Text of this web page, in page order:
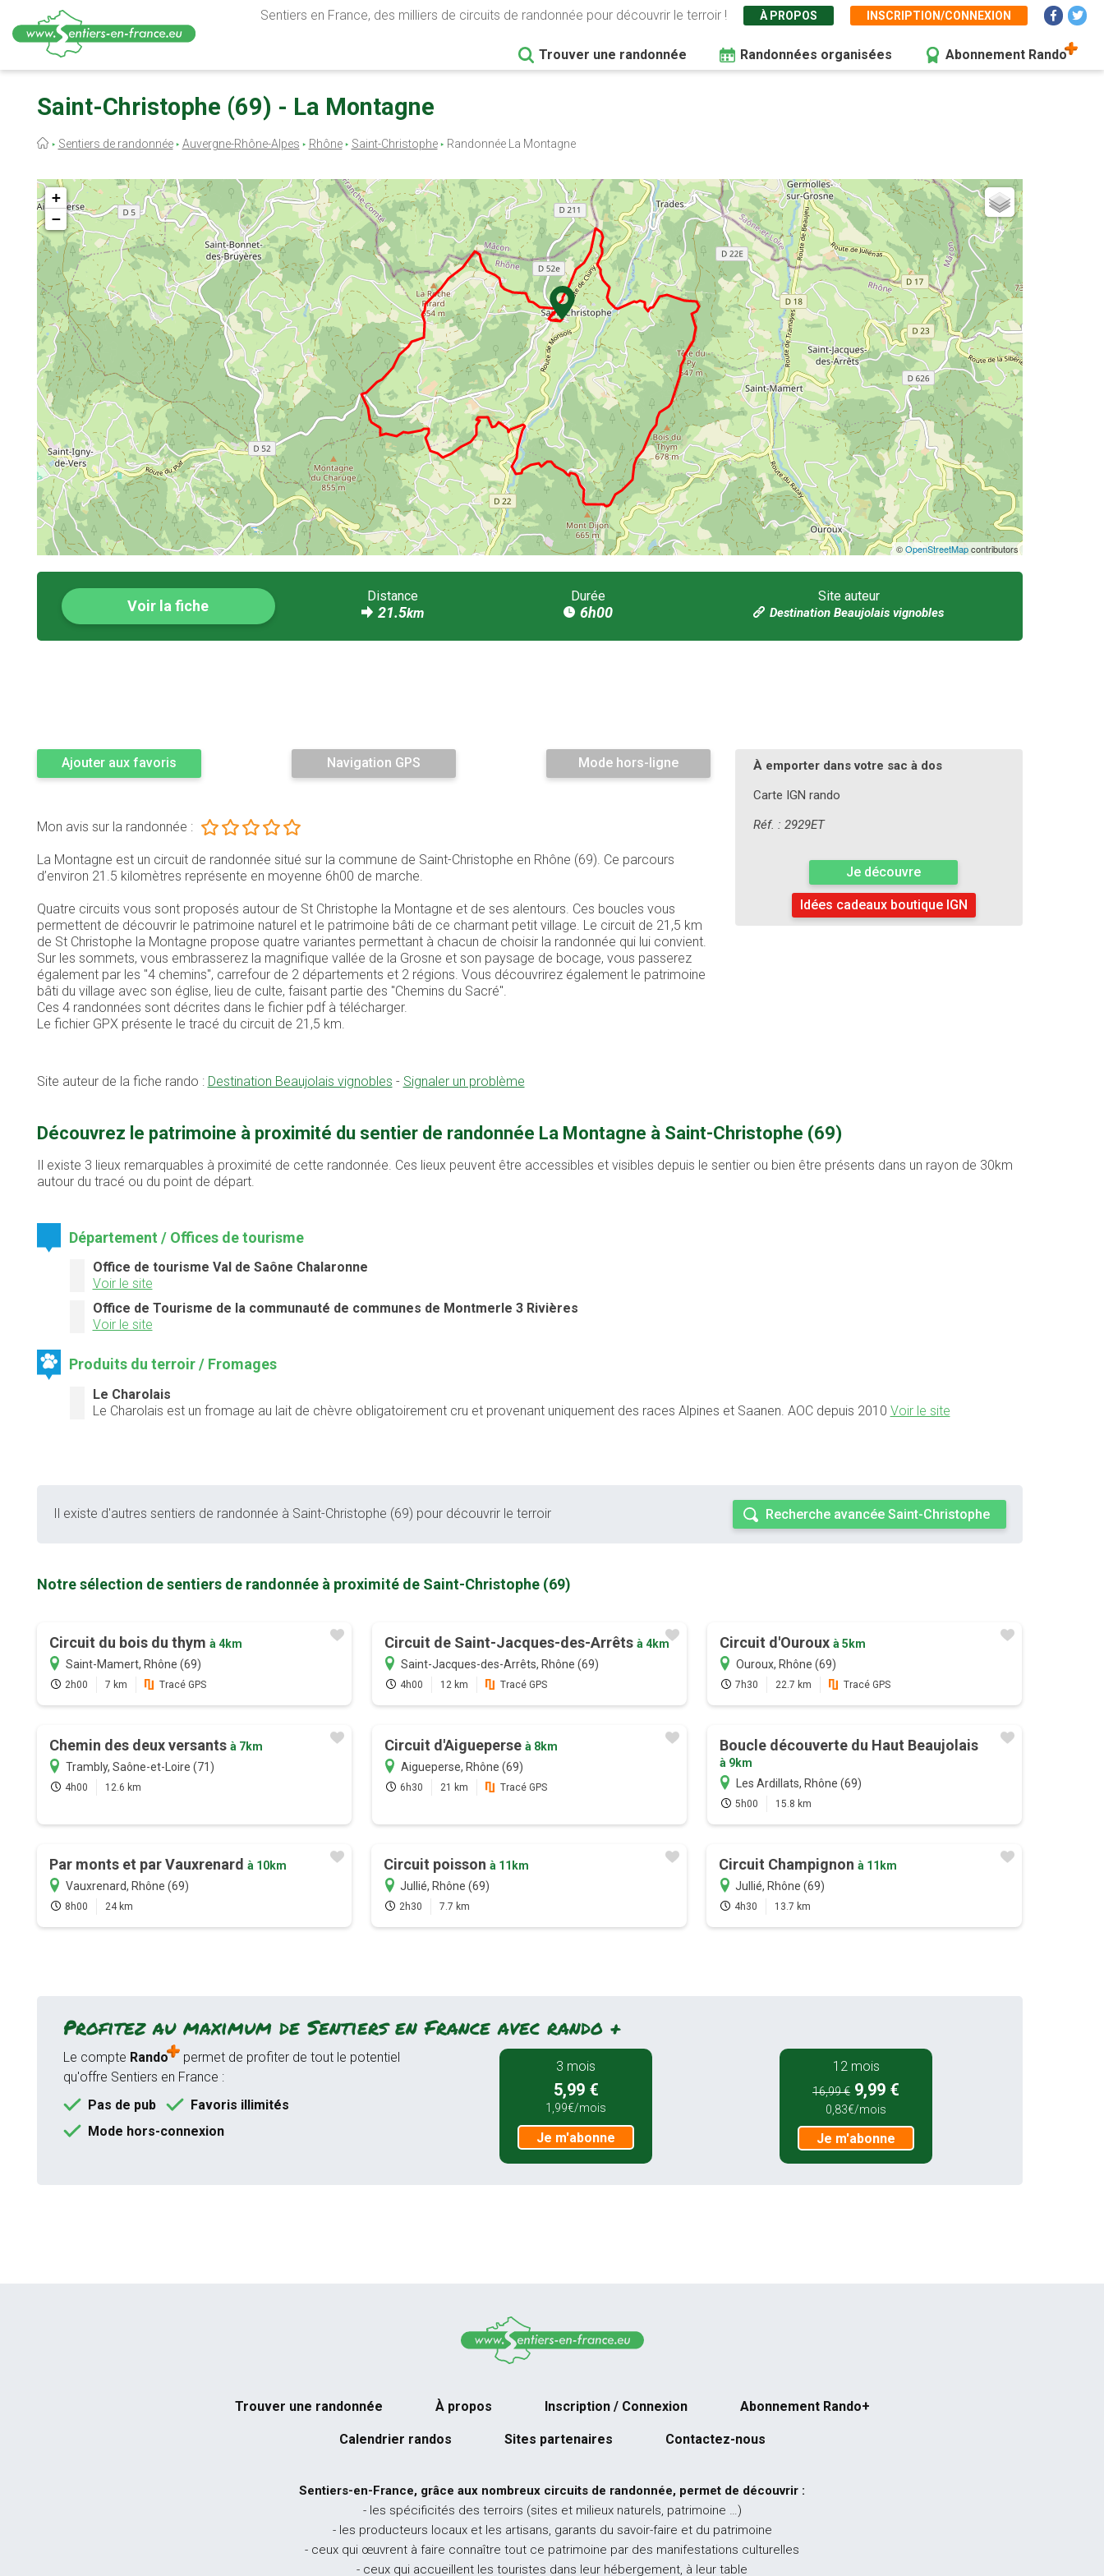
contenu
Sentiers en France, des milliers de circuits de randonnée pour découvrir le terroir ! À PROPOS INSCRIPTION/CONNEXION
Trouver une randonnée Randonnées organisées Abonnement Rando
Saint-Christophe (69) - La Montagne
Fil
Sentiers de randonnée Auvergne-Rhône-Alpes Rhône Saint-Christophe Randonnée La Montagne
+
−
©OpenStreetMapcontributors
Voir la fiche
Distance
21.5km
Durée
6h00
Site auteur
Destination Beaujolais vignobles
Ajouter aux favoris Navigation GPS Mode hors-ligne
Mon avis sur la randonnée :
La Montagne est un circuit de randonnée situé sur la commune de Saint-Christophe en Rhône (69). Ce parcours
d’environ 21.5 kilomètres représente en moyenne 6h00 de marche.
Quatre circuits vous sont proposés autour de St Christophe la Montagne et de ses alentours. Ces boucles vous
permettent de découvrir le patrimoine naturel et le patrimoine bâti de ce charmant petit village. Le circuit de 21,5 km
de St Christophe la Montagne propose quatre variantes permettant à chacun de choisir la randonnée qui lui convient.
Sur les sommets, vous embrasserez la magnifique vallée de la Grosne et son paysage de bocage, vous passerez
également par les "4 chemins", carrefour de 2 départements et 2 régions. Vous découvrirez également le patrimoine
bâti du village avec son église, lieu de culte, faisant partie des "Chemins du Sacré".
Ces 4 randonnées sont décrites dans le fichier pdf à télécharger.
Le fichier GPX présente le tracé du circuit de 21,5 km.
Site auteur de la fiche rando : Destination Beaujolais vignobles - Signaler un problème
À emporter dans votre sac à dos
Carte IGN rando
Réf. : 2929ET
Je découvre
Idées cadeaux boutique IGN
Découvrez le patrimoine à proximité du sentier de randonnée La Montagne à Saint-Christophe (69)
Il existe 3 lieux remarquables à proximité de cette randonnée. Ces lieux peuvent être accessibles et visibles depuis le sentier ou bien être présents dans un rayon de 30km
autour du tracé ou du point de départ.
Département / Offices de tourisme
Office de tourisme Val de Saône Chalaronne
Voir le site
Office de Tourisme de la communauté de communes de Montmerle 3 Rivières
Voir le site
Produits du terroir / Fromages
Le Charolais
Le Charolais est un fromage au lait de chèvre obligatoirement cru et provenant uniquement des races Alpines et Saanen. AOC depuis 2010 Voir le site
Il existe d'autres sentiers de randonnée à Saint-Christophe (69) pour découvrir le terroir Recherche avancée Saint-Christophe
Notre sélection de sentiers de randonnée à proximité de Saint-Christophe (69)
Circuit du bois du thym à 4km
Saint-Mamert, Rhône (69)
2h00 7 km Tracé GPS
Circuit de Saint-Jacques-des-Arrêts à 4km
Saint-Jacques-des-Arrêts, Rhône (69)
4h00 12 km Tracé GPS
Circuit d'Ouroux à 5km
Ouroux, Rhône (69)
7h30 22.7 km Tracé GPS
Chemin des deux versants à 7km
Trambly, Saône-et-Loire (71)
4h00 12.6 km
Circuit d'Aigueperse à 8km
Aigueperse, Rhône (69)
6h30 21 km Tracé GPS
Boucle découverte du Haut Beaujolais
à 9km
Les Ardillats, Rhône (69)
5h00 15.8 km
Par monts et par Vauxrenard à 10km
Vauxrenard, Rhône (69)
8h00 24 km
Circuit poissonà 11km
Jullié, Rhône (69)
2h30 7.7 km
Circuit Champignonà 11km
Jullié, Rhône (69)
4h30 13.7 km
Profitez au maximum de Sentiers en France avec rando +
Le compte Rando
permet de profiter de tout le potentiel
qu'offre Sentiers en France :
Pas de pub
Favoris illimités
Mode hors-connexion
3 mois
5,99 €
1,99€/mois
Je m'abonne
12 mois
16,99 € 9,99 €
0,83€/mois
Je m'abonne
Trouver une randonnée À propos Inscription / Connexion Abonnement Rando+
Calendrier randos Sites partenaires Contactez-nous
Sentiers-en-France, grâce aux nombreux circuits de randonnée, permet de découvrir :
- les spécificités des terroirs (sites et milieux naturels, patrimoine …)
- les producteurs locaux et les artisans, garants du savoir-faire et du patrimoine
- ceux qui œuvrent à faire connaître tout ce patrimoine par des manifestations culturelles
- ceux qui accueillent les touristes dans leur hébergement, à leur table